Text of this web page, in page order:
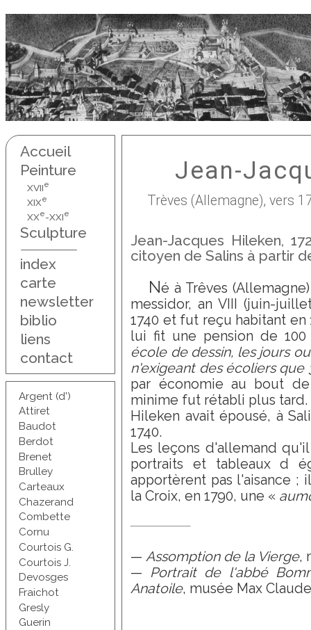
Accueil
Peinture
XVIIe
XIXe
XXe-XXIe
Sculpture
index
carte
newsletter
biblio
liens
contact
Argent (d')
Attiret
Baudot
Berdot
Brenet
Brulley
Carteaux
Chazerand
Combette
Cornu
Courtois G.
Courtois J.
Devosges
Fraichot
Gresly
Guerin
Jean-
Trèves (Allemagne), vers
Jean-Jacques Hileken,
citoyen de Salins à partir
Né à Trêves
messidor, an VIII (juin-
1740 et fut reçu habitant en
lui fit une pension de
école de dessin, les jours
n'exigeant des écoliers que
par économie au bout
minime fut rétabli plus tard.
Hileken avait épousé, à
1740.
Les leçons d'allemand
portraits et tableaux d
apportèrent pas l'aisance
la Croix, en 1790, une «
—Assomption de la Vierge,
— Portrait de l'abbé
Anatoile, musée Max